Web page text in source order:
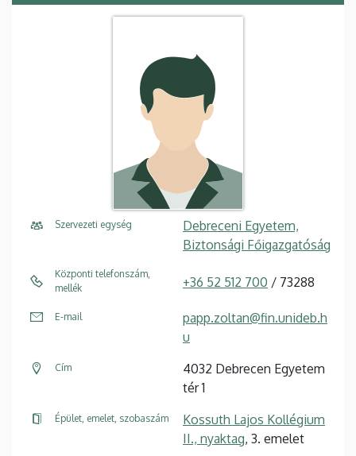
Szervezeti egység
Debreceni Egyetem,
Biztonsági Főigazgatóság
Központi telefonszám,
mellék
+36 52 512 700 / 73288
E-mail
papp.zoltan@fin.unideb.h
u
Cím
4032 Debrecen Egyetem
tér 1
Épület, emelet, szobaszám
Kossuth Lajos Kollégium
II., nyaktag, 3. emelet